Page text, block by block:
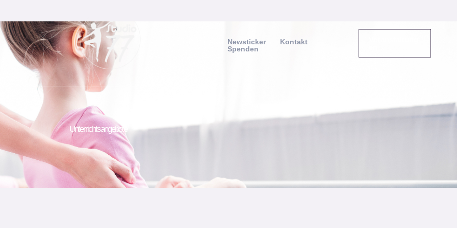
Newsticker
Kontakt
Spenden
Unterrichtsangebote